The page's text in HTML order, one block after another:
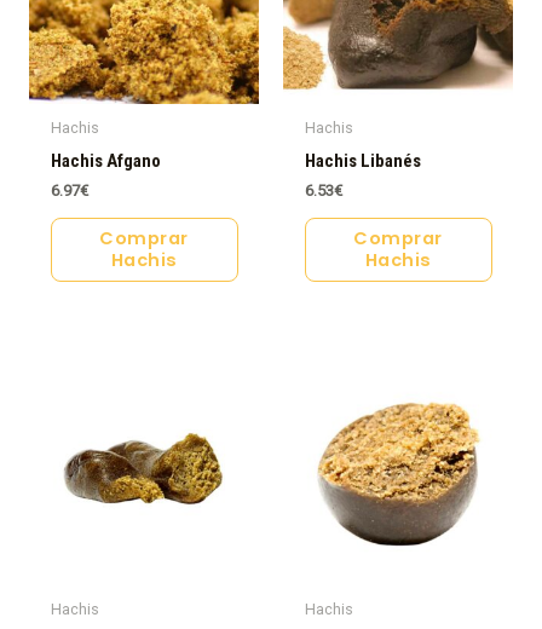
Hachis
Hachis Afgano
6.97€
Comprar
Hachis
Hachis
Hachis Libanés
6.53€
Comprar
Hachis
Hachis Hachis